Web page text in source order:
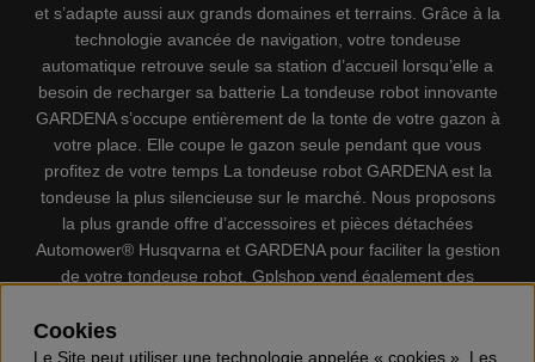
et s’adapte aussi aux grands domaines et terrains. Grâce à la
technologie avancée de navigation, votre tondeuse
automatique retrouve seule sa station d’accueil lorsqu’elle a
besoin de recharger sa batterie La tondeuse robot innovante
GARDENA s’occupe entièrement de la tonte de votre gazon à
votre place. Elle coupe le gazon seule pendant que vous
profitez de votre temps La tondeuse robot GARDENA est la
tondeuse la plus silencieuse sur le marché. Nous proposons
la plus grande offre d’accessoires et pièces détachées
Automower® Husqvarna et GARDENA pour faciliter la gestion
de votre tondeuse robot. Gplshop vend également des
individuel, Coupe-bordures, Débroussailleuses, Taille haies,
Motoculteurs, Souffleur, Souffleuses à neige, Nettoyeurs
Cookies
Le Site peut utiliser une technologie appelée « cookies ». Les